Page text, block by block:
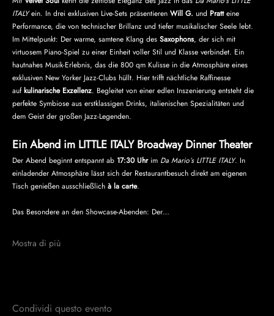
ITALY ein. In drei exklusiven Live-Sets präsentieren Will G. und Pratt eine
Performance, die von technischer Brillanz und tiefer musikalischer Seele lebt.
Im Mittelpunkt: Der warme, samtene Klang des Saxophons, der sich mit
virtuosem Piano-Spiel zu einer Einheit voller Stil und Klasse verbindet. Ein
hautnahes Musik-Erlebnis, das die 800 qm Kulisse in die Atmosphäre eines
exklusiven New Yorker Jazz-Clubs hüllt. Hier trifft nächtliche Raffinesse
auf kulinarische Exzellenz. Begleitet von einer edlen Inszenierung entsteht die
perfekte Symbiose aus erstklassigen Drinks, italienischen Spezialitäten und
dem Geist der großen Jazz-Legenden.
Ein Abend im LITTLE ITALY Broadway Dinner Theater
Der Abend beginnt entspannt ab 17:30 Uhr im Da Mario’s LITTLE ITALY. In
einladender Atmosphäre lässt sich der Restaurantbesuch direkt am eigenen
Tisch genießen ausschließlich à la carte.
Das Besondere an den Showcase-Abenden: Der…
Mostra di più
Condividi questo evento